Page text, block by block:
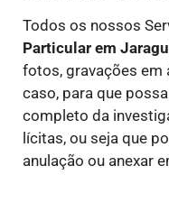
Todos os nossos
Particular em
fotos, gravações em
caso, para que
completo da
lícitas, ou seja que
anulação ou anexar